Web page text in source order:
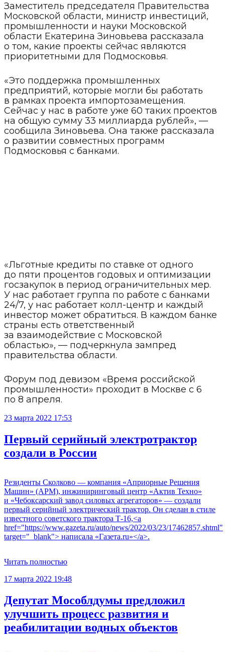
Заместитель председателя Правительства
Московской области, министр инвестиций,
промышленности и науки Московской
области Екатерина Зиновьева рассказала
о том, какие проекты сейчас являются
приоритетными для Подмосковья.
«Это поддержка промышленных
предприятий, которые могли бы работать
в рамках проекта импортозамещения.
Сейчас у нас в работе уже 60 таких проектов
на общую сумму 33 миллиарда рублей», —
сообщила Зиновьева. Она также рассказала
о развитии совместных программ
Подмосковья с банками.
«Льготные кредиты по ставке от одного
до пяти процентов годовых и оптимизации
госзакупок в период ограничительных мер.
У нас работает группа по работе с банками
24/7, у нас работает колл-центр и каждый
инвестор может обратиться. В каждом банке
страны есть ответственный
за взаимодействие с Московской
областью», — подчеркнула зампред
правительства области.
Форум под девизом «Время российской
промышленности» проходит в Москве с 6
по 8 апреля.
23 марта 2022 17:53
Первый серийный электротрактор
создали в России
Резиденты Сколково — компания «Априорные Решения
Машин» (АРМ), инжиниринговый центр «Актив Техно»
и «Чебоксарский завод силовых агрегаторов» — создали
первый серийный электрический трактор. Он сделан в стиле
известного советского трактора Т-16,<a
href="https://www.gazeta.ru/auto/news/2022/03/23/17462857.shtml"
target="_blank"> написала «Газета.ru»</a>.
Читать полностью
17 марта 2022 19:48
Депутат Мособлдумы предложил
улучшить процесс развития и
реабилитации водных объектов